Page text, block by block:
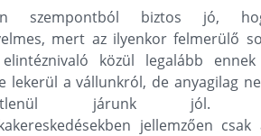
szempontból biztos jó,
mert az ilyenkor felmerülő
közül legalább
lekerül a vállunkról, de anyagilag
járunk jól.
jellemzően csak